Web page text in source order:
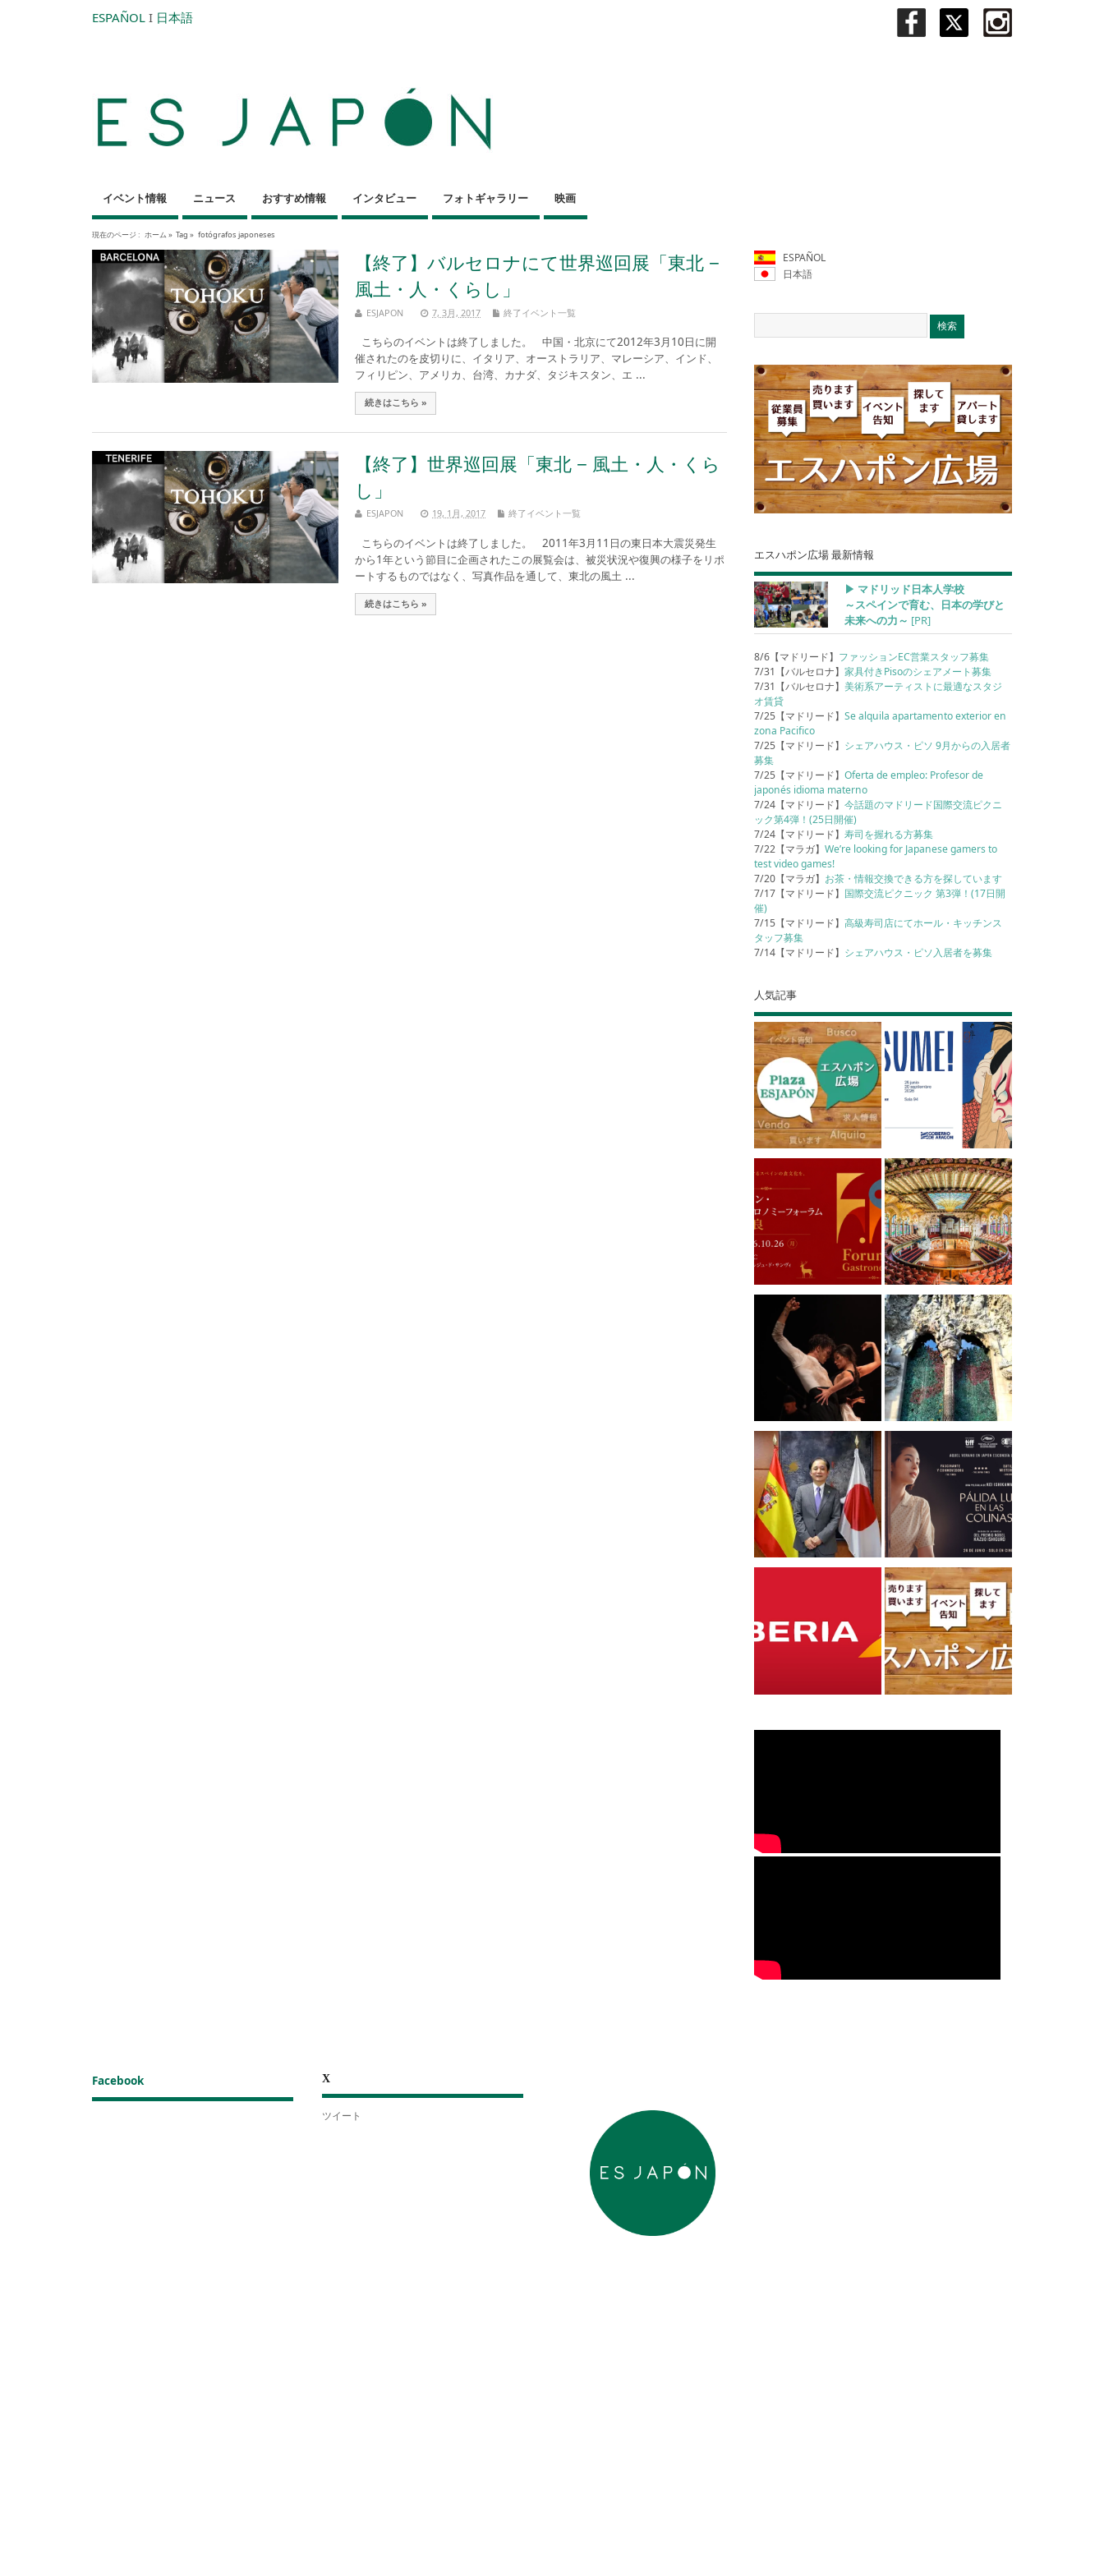
ESPAÑOL I 日本語
イベント情報 ニュース おすすめ情報 インタビュー フォトギャラリー 映画
現在のページ : ホーム » Tag » fotógrafos japoneses
【終了】バルセロナにて世界巡回展「東北 −
風土・人・くらし」
ESJAPON 7, 3月, 2017 終了イベント一覧
こちらのイベントは終了しました。 中国・北京にて2012年3月10日に開
催されたのを皮切りに、イタリア、オーストラリア、マレーシア、インド、
フィリピン、アメリカ、台湾、カナダ、タジキスタン、エ ...
続きはこちら »
【終了】世界巡回展「東北 − 風土・人・くら
し」
ESJAPON 19, 1月, 2017 終了イベント一覧
こちらのイベントは終了しました。 2011年3月11日の東日本大震災発生
から1年という節目に企画されたこの展覧会は、被災状況や復興の様子をリポ
ートするものではなく、写真作品を通して、東北の風土 ...
続きはこちら »
ESPAÑOL
日本語
エスハポン広場 最新情報
▶︎ マドリッド日本人学校
～スペインで育む、日本の学びと
未来への力～ [PR]
8/6【マドリード】 ファッションEC営業スタッフ募集
7/31【バルセロナ】家具付きPisoのシェアメート募集
7/31【バルセロナ】美術系アーティストに最適なスタジ
オ賃貸
7/25【マドリード】Se alquila apartamento exterior en
zona Pacifico
7/25【マドリード】 シェアハウス・ピソ 9月からの入居者
募集
7/25【マドリード】Oferta de empleo: Profesor de
japonés idioma materno
7/24【マドリード】今話題のマドリード国際交流ピクニ
ック第4弾！(25日開催)
7/24【マドリード】寿司を握れる方募集
7/22【マラガ】We’re looking for Japanese gamers to
test video games!
7/20【マラガ】 お茶・情報交換できる方を探しています
7/17【マドリード】 国際交流ピクニック 第3弾！(17日開
催)
7/15【マドリード】高級寿司店にてホール・キッチンス
タッフ募集
7/14【マドリード】 シェアハウス・ピソ入居者を募集
人気記事
Facebook X
ツイート